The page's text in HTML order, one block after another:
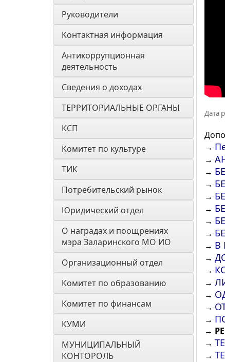
Руководители
Контактная информация
Антикоррупционная
деятельность
Сведения о доходах
ТЕРРИТОРИАЛЬНЫЕ ОРГАНЫ
КСП
Комитет по культуре
ТИК
Потребительский рынок
Юридический отдел
О наградах и поощрениях
мэра Заларинского МО ИО
Организационный отдел
Комитет по образованию
Комитет по финансам
КУМИ
МУНИЦИПАЛЬНЫЙ
КОНТОРОЛЬ
Дата
→
→
→
→
→
→
→
→
→ В
→
→
→
→
→
→
→
→
→